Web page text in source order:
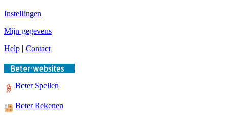
Instellingen
Mijn gegevens
Help | Contact
Beter Spellen
Beter Rekenen